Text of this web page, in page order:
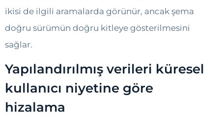
ikisi de ilgili aramalarda görünür, ancak şema
doğru sürümün doğru kitleye gösterilmesini
sağlar.
Yapılandırılmış verileri küresel
kullanıcı niyetine göre
hizalama